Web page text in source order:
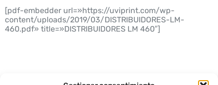
[pdf-embedder url=»https://uviprint.com/wp-
content/uploads/2019/03/DISTRIBUIDORES-LM-
460.pdf» title=»DISTRIBUIDORES LM 460″]